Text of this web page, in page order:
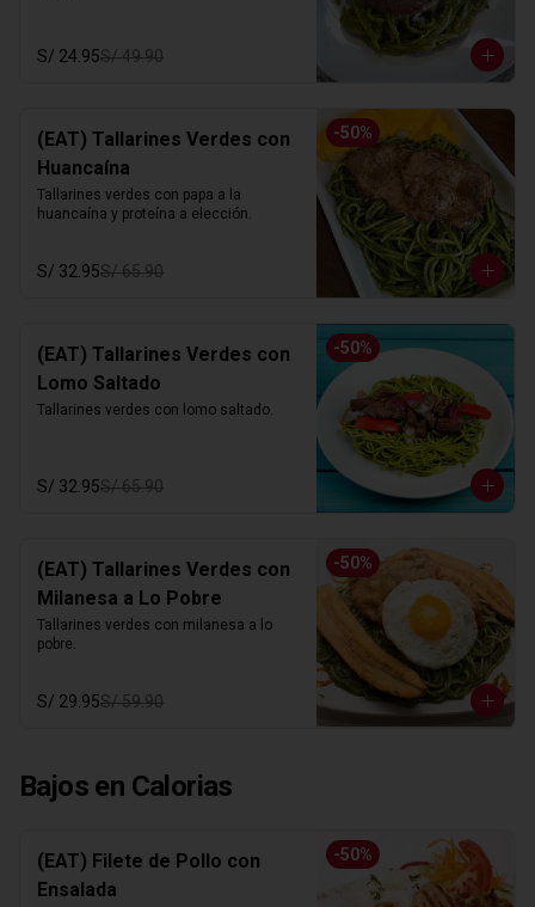
S/ 24.95S/ 49.90
-50%
(EAT) Tallarines Verdes con
Huancaína
Tallarines verdes con papa a la
huancaína y proteína a elección.
S/ 32.95S/ 65.90
-50%
(EAT) Tallarines Verdes con
Lomo Saltado
Tallarines verdes con lomo saltado.
S/ 32.95S/ 65.90
-50%
(EAT) Tallarines Verdes con
Milanesa a Lo Pobre
Tallarines verdes con milanesa a lo
pobre.
S/ 29.95S/ 59.90
Bajos en Calorias
-50%
(EAT) Filete de Pollo con
Ensalada